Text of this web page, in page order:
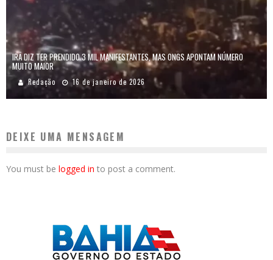
IRÃ DIZ TER PRENDIDO 3 MIL MANIFESTANTES, MAS ONGS APONTAM NÚMERO
MUITO MAIOR
Redação 16 de janeiro de 2026
DEIXE UMA MENSAGEM
You must be logged in to post a comment.